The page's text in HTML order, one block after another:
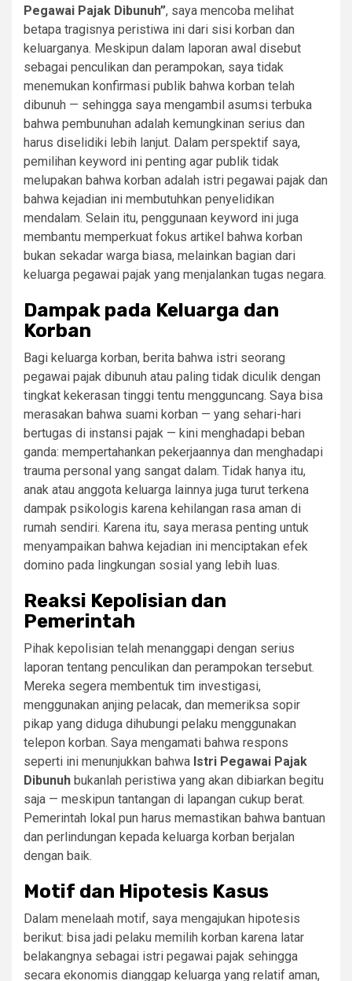
Pegawai Pajak Dibunuh”, saya mencoba melihat
betapa tragisnya peristiwa ini dari sisi korban dan
keluarganya. Meskipun dalam laporan awal disebut
sebagai penculikan dan perampokan, saya tidak
menemukan konfirmasi publik bahwa korban telah
dibunuh — sehingga saya mengambil asumsi terbuka
bahwa pembunuhan adalah kemungkinan serius dan
harus diselidiki lebih lanjut. Dalam perspektif saya,
pemilihan keyword ini penting agar publik tidak
melupakan bahwa korban adalah istri pegawai pajak dan
bahwa kejadian ini membutuhkan penyelidikan
mendalam. Selain itu, penggunaan keyword ini juga
membantu memperkuat fokus artikel bahwa korban
bukan sekadar warga biasa, melainkan bagian dari
keluarga pegawai pajak yang menjalankan tugas negara.
Dampak pada Keluarga dan
Korban
Bagi keluarga korban, berita bahwa istri seorang
pegawai pajak dibunuh atau paling tidak diculik dengan
tingkat kekerasan tinggi tentu mengguncang. Saya bisa
merasakan bahwa suami korban — yang sehari-hari
bertugas di instansi pajak — kini menghadapi beban
ganda: mempertahankan pekerjaannya dan menghadapi
trauma personal yang sangat dalam. Tidak hanya itu,
anak atau anggota keluarga lainnya juga turut terkena
dampak psikologis karena kehilangan rasa aman di
rumah sendiri. Karena itu, saya merasa penting untuk
menyampaikan bahwa kejadian ini menciptakan efek
domino pada lingkungan sosial yang lebih luas.
Reaksi Kepolisian dan
Pemerintah
Pihak kepolisian telah menanggapi dengan serius
laporan tentang penculikan dan perampokan tersebut.
Mereka segera membentuk tim investigasi,
menggunakan anjing pelacak, dan memeriksa sopir
pikap yang diduga dihubungi pelaku menggunakan
telepon korban. Saya mengamati bahwa respons
seperti ini menunjukkan bahwa Istri Pegawai Pajak
Dibunuh bukanlah peristiwa yang akan dibiarkan begitu
saja — meskipun tantangan di lapangan cukup berat.
Pemerintah lokal pun harus memastikan bahwa bantuan
dan perlindungan kepada keluarga korban berjalan
dengan baik.
Motif dan Hipotesis Kasus
Dalam menelaah motif, saya mengajukan hipotesis
berikut: bisa jadi pelaku memilih korban karena latar
belakangnya sebagai istri pegawai pajak sehingga
secara ekonomis dianggap keluarga yang relatif aman,